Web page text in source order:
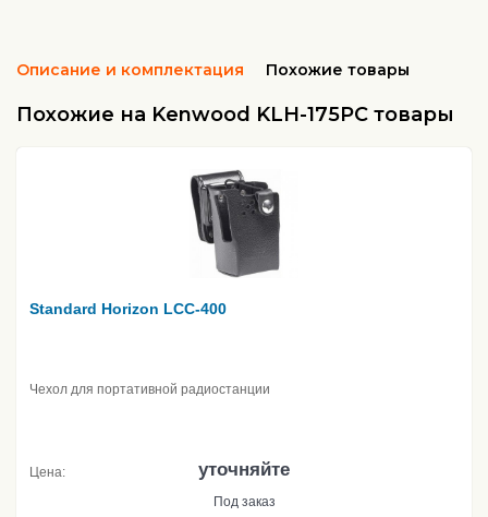
Описание и комплектация Похожие товары
Похожие на Kenwood KLH-175PC товары
Standard Horizon LCC-400
Чехол для портативной радиостанции
Цена: уточняйте
Под заказ